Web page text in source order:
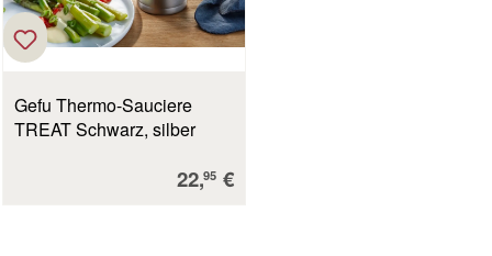
Gefu Thermo-Sauciere
TREAT Schwarz, silber
Verkaufspreis:
22,95 €